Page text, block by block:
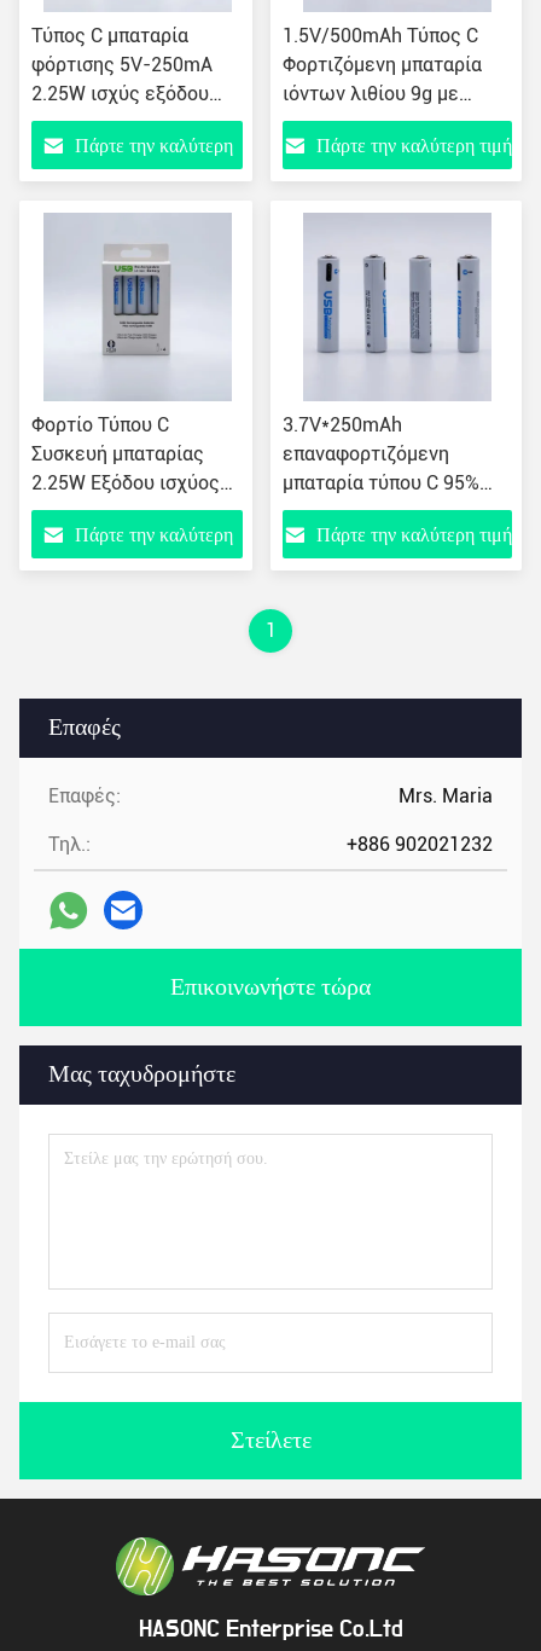
Επαφές
Επαφές: Mrs. Maria
Τηλ.: +886 902021232
Επικοινωνήστε τώρα
Μας ταχυδρομήστε
Στείλετε
Τύπος C μπαταρία
φόρτισης 5V-250mA
2.25W ισχύς εξόδου
ελαφρύ 9g σχεδιασμός
Πάρτε την καλύτερη
1.5V/500mAh Τύπος C
Φορτιζόμενη μπαταρία
ιόντων λιθίου 9g με
ποσοστό μετατροπής 95%
Πάρτε την καλύτερη τιμή
Φορτίο Τύπου C
Συσκευή μπαταρίας
2.25W Εξόδου ισχύος
1.5A ρεύμα Για κινητές
συσκευές
Πάρτε την καλύτερη
3.7V*250mAh
επαναφορτιζόμενη
μπαταρία τύπου C 95%
ρυθμός μετατροπής
2.25W ισχύς
Πάρτε την καλύτερη τιμή
1
HASONC Enterprise Co.Ltd